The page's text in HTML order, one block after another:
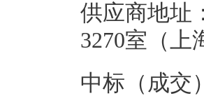
供应商地址
3270室（上
中标（成交